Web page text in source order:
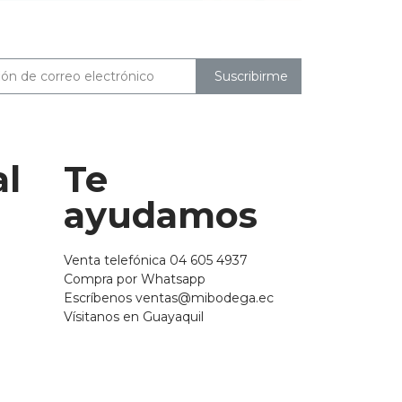
Suscribirme
Te
ayudamos
Venta telefónica 04 605 4937
Compra por Whatsapp
Escríbenos ventas@mibodega.ec
Vísitanos en Guayaquil